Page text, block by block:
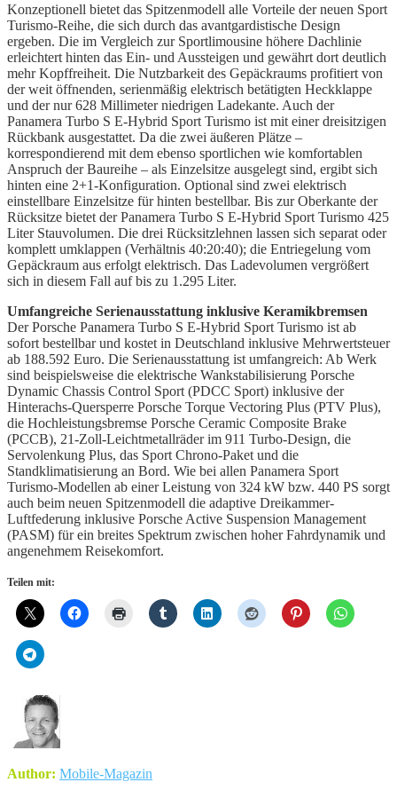
Konzeptionell bietet das Spitzenmodell alle Vorteile der neuen Sport
Turismo-Reihe, die sich durch das avantgardistische Design
ergeben. Die im Vergleich zur Sportlimousine höhere Dachlinie
erleichtert hinten das Ein- und Aussteigen und gewährt dort deutlich
mehr Kopffreiheit. Die Nutzbarkeit des Gepäckraums profitiert von
der weit öffnenden, serienmäßig elektrisch betätigten Heckklappe
und der nur 628 Millimeter niedrigen Ladekante. Auch der
Panamera Turbo S E-Hybrid Sport Turismo ist mit einer dreisitzigen
Rückbank ausgestattet. Da die zwei äußeren Plätze –
korrespondierend mit dem ebenso sportlichen wie komfortablen
Anspruch der Baureihe – als Einzelsitze ausgelegt sind, ergibt sich
hinten eine 2+1-Konfiguration. Optional sind zwei elektrisch
einstellbare Einzelsitze für hinten bestellbar. Bis zur Oberkante der
Rücksitze bietet der Panamera Turbo S E-Hybrid Sport Turismo 425
Liter Stauvolumen. Die drei Rücksitzlehnen lassen sich separat oder
komplett umklappen (Verhältnis 40:20:40); die Entriegelung vom
Gepäckraum aus erfolgt elektrisch. Das Ladevolumen vergrößert
sich in diesem Fall auf bis zu 1.295 Liter.
Umfangreiche Serienausstattung inklusive Keramikbremsen
Der Porsche Panamera Turbo S E-Hybrid Sport Turismo ist ab
sofort bestellbar und kostet in Deutschland inklusive Mehrwertsteuer
ab 188.592 Euro. Die Serienausstattung ist umfangreich: Ab Werk
sind beispielsweise die elektrische Wankstabilisierung Porsche
Dynamic Chassis Control Sport (PDCC Sport) inklusive der
Hinterachs-Quersperre Porsche Torque Vectoring Plus (PTV Plus),
die Hochleistungsbremse Porsche Ceramic Composite Brake
(PCCB), 21-Zoll-Leichtmetallräder im 911 Turbo-Design, die
Servolenkung Plus, das Sport Chrono-Paket und die
Standklimatisierung an Bord. Wie bei allen Panamera Sport
Turismo-Modellen ab einer Leistung von 324 kW bzw. 440 PS sorgt
auch beim neuen Spitzenmodell die adaptive Dreikammer-
Luftfederung inklusive Porsche Active Suspension Management
(PASM) für ein breites Spektrum zwischen hoher Fahrdynamik und
angenehmem Reisekomfort.
Teilen mit:
Author: Mobile-Magazin